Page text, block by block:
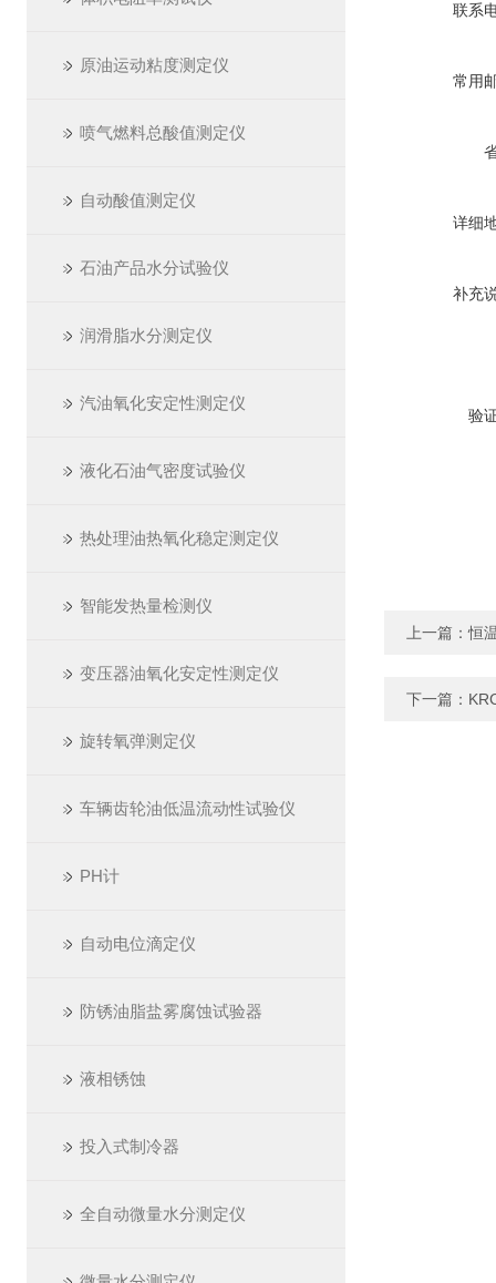
原油运动粘度测定仪
喷气燃料总酸值测定仪
自动酸值测定仪
石油产品水分试验仪
润滑脂水分测定仪
汽油氧化安定性测定仪
液化石油气密度试验仪
热处理油热氧化稳定测定仪
智能发热量检测仪
变压器油氧化安定性测定仪
旋转氧弹测定仪
车辆齿轮油低温流动性试验仪
PH计
自动电位滴定仪
防锈油脂盐雾腐蚀试验器
液相锈蚀
投入式制冷器
全自动微量水分测定仪
联系
常用
详细
补充
验
上一篇：恒
下一篇：